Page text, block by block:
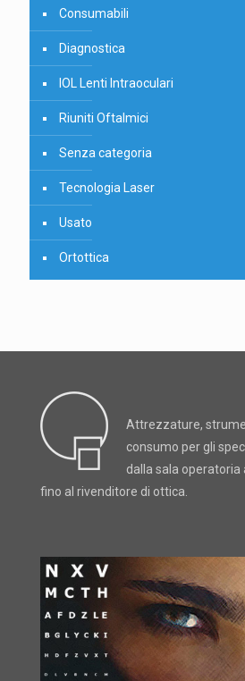
Consumabili
Diagnostica
IOL Lenti Intraoculari
Riuniti Oftalmici
Senza categoria
Tecnologia Laser
Usato
Ortottica
Attrezzature,
consumo per gli
dalla sala operatoria
fino al rivenditore di ottica.